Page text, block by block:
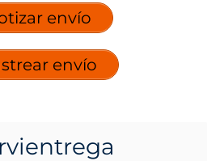
envío
envío